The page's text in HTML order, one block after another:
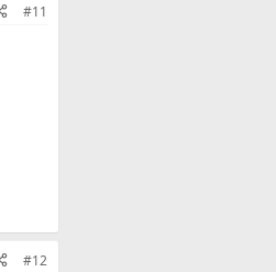
#11
#12